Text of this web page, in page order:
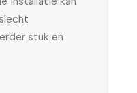
stuk en